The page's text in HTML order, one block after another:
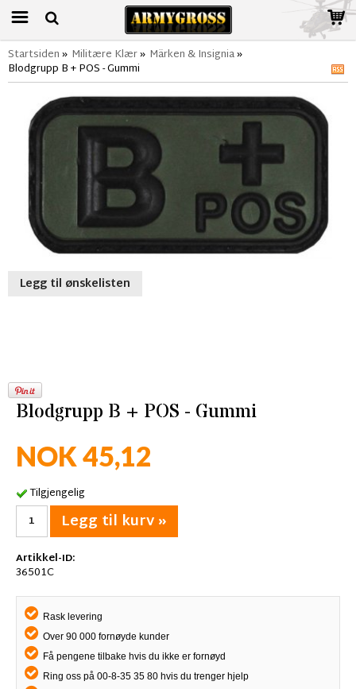
Startsiden» Militære Klær» Märken & Insignia»
Blodgrupp B + POS - Gummi
Legg til ønskelisten
Blodgrupp B + POS - Gummi
NOK 45,12
Tilgjengelig
Legg til kurv »
Artikkel-ID:
36501C
Rask levering
Over 90 000 fornøyde kunder
Få pengene tilbake hvis du ikke er fornøyd
Ring oss på 00-8-35 35 80 hvis du trenger hjelp